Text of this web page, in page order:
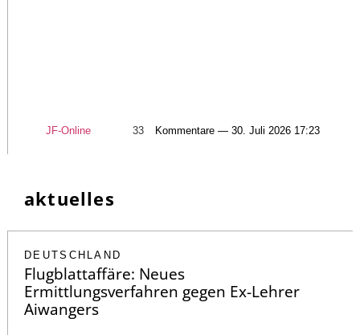
JF-Online 33 Kommentare — 30. Juli 2026 17:23
aktuelles
DEUTSCHLAND
Flugblattaffäre: Neues
Ermittlungsverfahren gegen Ex-Lehrer
Aiwangers